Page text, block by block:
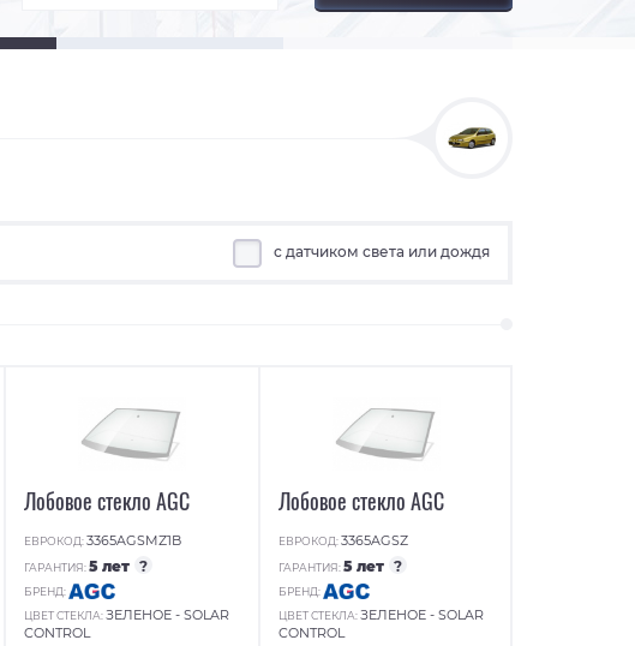
с датчиком света или дождя
Лобовое стекло AGC
ЕВРОКОД:3365AGSMZ1B
ГАРАНТИЯ:5 лет ?
БРЕНД:
ЦВЕТ СТЕКЛА:ЗЕЛЕНОЕ - SOLAR
CONTROL
Лобовое стекло AGC
ЕВРОКОД:3365AGSZ
ГАРАНТИЯ:5 лет ?
БРЕНД:
ЦВЕТ СТЕКЛА:ЗЕЛЕНОЕ - SOLAR
CONTROL